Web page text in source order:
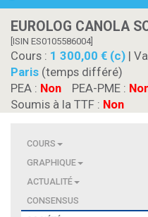
EUROLOG CANOLA
[ISIN ES0105586004]
Cours : 1 300,00 € (c) |
Paris (temps différé)
PEA : Non PEA-PME :
Soumis à la TTF : Non
COURS
GRAPHIQUE
ACTUALITÉ
CONSENSUS